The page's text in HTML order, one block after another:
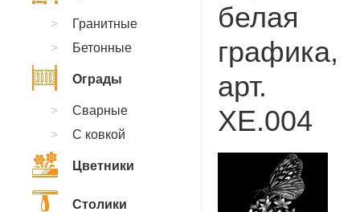
белая
графика,
арт.
XE.004
Гранитные
Бетонные
Ограды
Сварные
С ковкой
Цветники
Столики